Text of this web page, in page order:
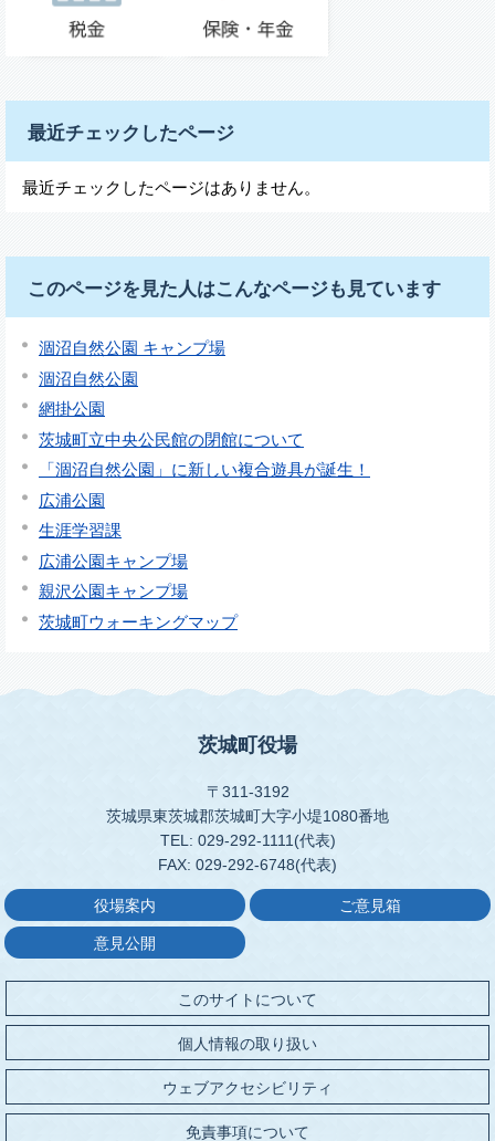
最近チェックしたページ
最近チェックしたページはありません。
このページを見た人はこんなページも見ています
涸沼自然公園 キャンプ場
涸沼自然公園
網掛公園
茨城町立中央公民館の閉館について
「涸沼自然公園」に新しい複合遊具が誕生！
広浦公園
生涯学習課
広浦公園キャンプ場
親沢公園キャンプ場
茨城町ウォーキングマップ
茨城町役場
〒311-3192
茨城県東茨城郡茨城町大字小堤1080番地
TEL: 029-292-1111(代表)
FAX: 029-292-6748(代表)
役場案内 ご意見箱
意見公開
このサイトについて
個人情報の取り扱い
ウェブアクセシビリティ
免責事項について